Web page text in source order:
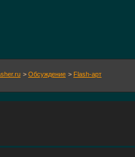
> Обсуждение > Flash-арт